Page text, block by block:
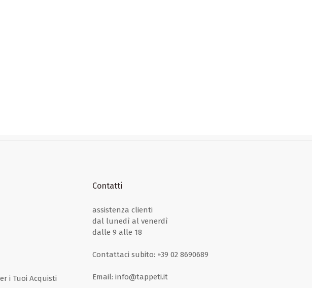
i Tuoi Acquisti
Contatti
assistenza clienti
dal lunedì al venerdì
dalle 9 alle 18
Contattaci subito: +39 02 8690689
Email: info@tappeti.it